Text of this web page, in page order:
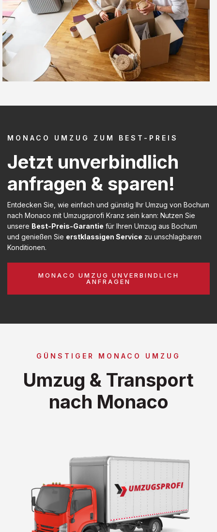
MONACO UMZUG ZUM BEST-PREIS
Jetzt unverbindlich
anfragen & sparen!
Entdecken Sie, wie einfach und günstig Ihr Umzug von Bochum
nach Monaco mit Umzugsprofi Kranz sein kann: Nutzen Sie
unsere Best-Preis-Garantie für Ihren Umzug aus Bochum
und genießen Sie erstklassigen Service zu unschlagbaren
Konditionen.
MONACO UMZUG UNVERBINDLICH
ANFRAGEN
GÜNSTIGER MONACO UMZUG
Umzug & Transport
nach Monaco